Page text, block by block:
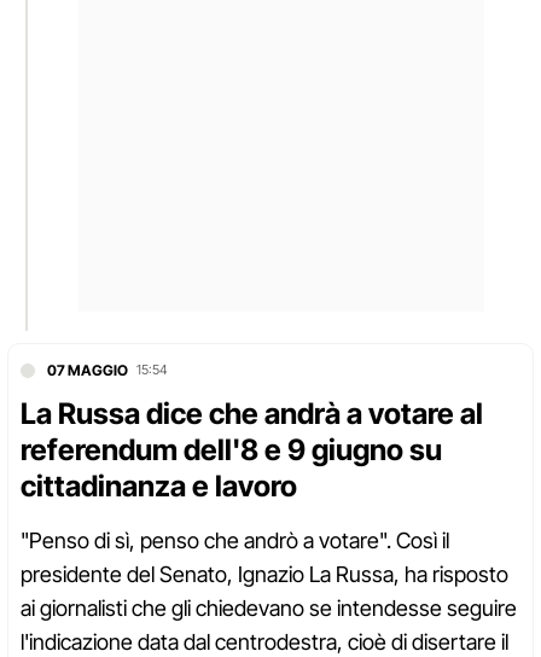
07 MAGGIO 15:54
La Russa dice che andrà a votare al
referendum dell'8 e 9 giugno su
cittadinanza e lavoro
"Penso di sì, penso che andrò a votare". Così il
presidente del Senato, Ignazio La Russa, ha risposto
ai giornalisti che gli chiedevano se intendesse seguire
l'indicazione data dal centrodestra, cioè di disertare il